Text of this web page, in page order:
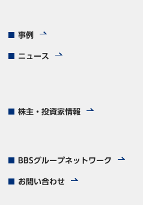
事例
ニュース
株主・投資家情報
BBSグループネットワーク
お問い合わせ